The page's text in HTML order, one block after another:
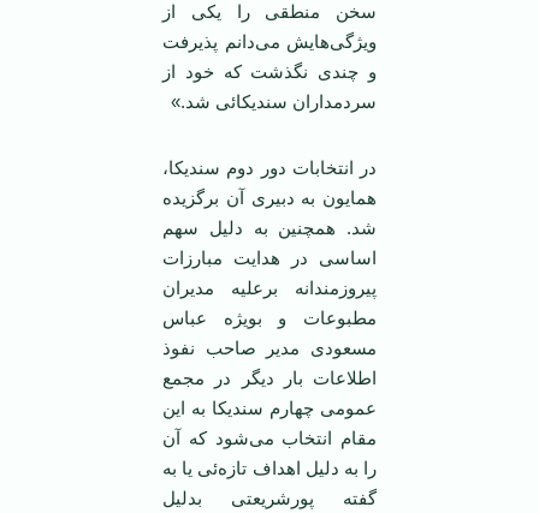
سخن منطقی را یکی از
ویژگی‌هایش می‌دانم پذیرفت
و چندی نگذشت که خود از
سردمداران سندیکائی شد.»
در انتخابات دور دوم سندیکا،
همایون به دبیری آن برگزیده
شد. همچنین به دلیل سهم
اساسی در هدایت مبارزات
پیروزمندانه برعلیه مدیران
مطبوعات و بویژه عباس
مسعودی مدیر صاحب نفوذ
اطلاعات بار دیگر در مجمع
عمومی‌ چهارم سندیکا به این
مقام انتخاب می‌شود که آن
را به دلیل اهداف تازه‌ئی یا به
گفته پورشریعتی بدلیل